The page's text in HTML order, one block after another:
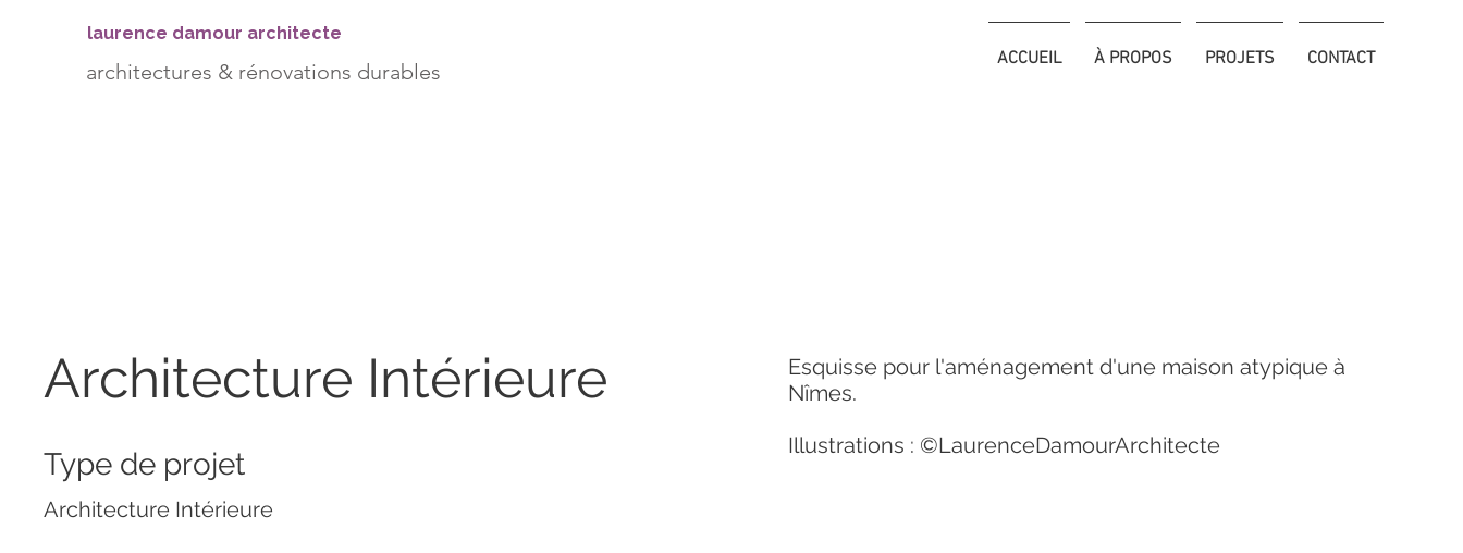
laurence damour architecte
architectures & rénovations durables ACCUEIL À PROPOS PROJETS CONTACT
Architecture Intérieure
Type de projet
Architecture Intérieure
Esquisse pour l'aménagement d'une maison atypique à
Nîmes.
Illustrations : ©LaurenceDamourArchitecte